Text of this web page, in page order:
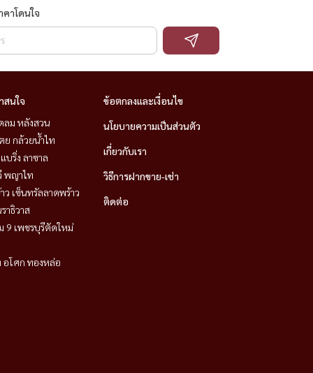
าโดนใจ
สนใจ
ลม หลังสวน
ย กล้วยน้ำไท
บริ่ง ลาซาล
พญาไท
ว เซ็นทรัลลาดพร้าว
าธิวาส
9 เพชรบุรีตัดใหม่
อโศก ทองหล่อ
ข้อตกลงและเงื่อนไข
นโยบายความเป็นส่วนตัว
เกี่ยวกับเรา
วิธีการฝากขาย-เช่า
ติดต่อ